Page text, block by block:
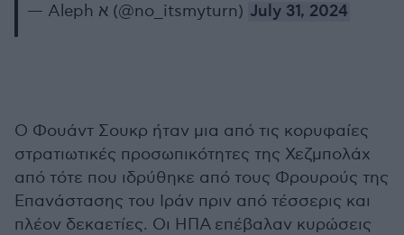
— Aleph א (@no_itsmyturn) July 31, 2024
Ο Φουάντ Σουκρ ήταν μια από τις κορυφαίες
στρατιωτικές προσωπικότητες της Χεζμπολάχ
από τότε που ιδρύθηκε από τους Φρουρούς της
Επανάστασης του Ιράν πριν από τέσσερις και
πλέον δεκαετίες. Οι ΗΠΑ επέβαλαν κυρώσεις